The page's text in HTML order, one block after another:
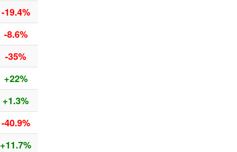
-19.4%
-8.6%
-35%
+22%
+1.3%
-40.9%
+11.7%